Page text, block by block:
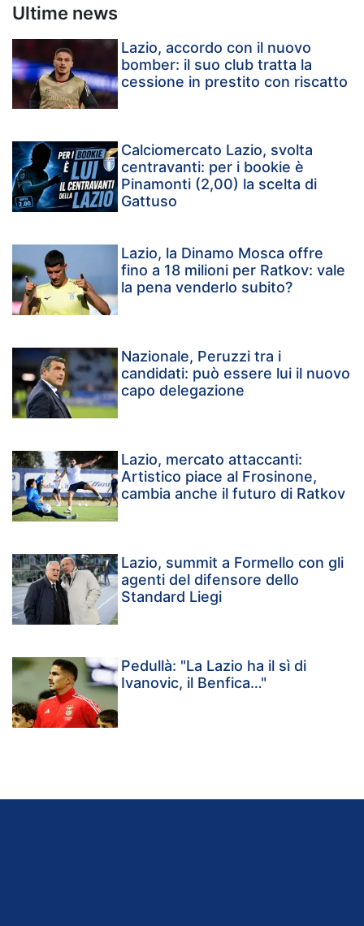
Ultime news
Lazio, accordo con il nuovo
bomber: il suo club tratta la
cessione in prestito con riscatto
Calciomercato Lazio, svolta
centravanti: per i bookie è
Pinamonti (2,00) la scelta di
Gattuso
Lazio, la Dinamo Mosca offre
fino a 18 milioni per Ratkov: vale
la pena venderlo subito?
Nazionale, Peruzzi tra i
candidati: può essere lui il nuovo
capo delegazione
Lazio, mercato attaccanti:
Artistico piace al Frosinone,
cambia anche il futuro di Ratkov
Lazio, summit a Formello con gli
agenti del difensore dello
Standard Liegi
Pedullà: "La Lazio ha il sì di
Ivanovic, il Benfica…"